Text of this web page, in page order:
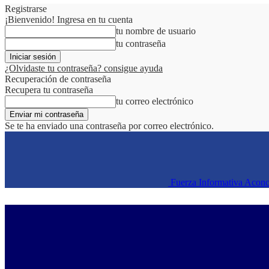
Registrarse
¡Bienvenido! Ingresa en tu cuenta
tu nombre de usuario
tu contraseña
¿Olvidaste tu contraseña? consigue ayuda
Recuperación de contraseña
Recupera tu contraseña
tu correo electrónico
Se te ha enviado una contraseña por correo electrónico.
Fuerza Informativa